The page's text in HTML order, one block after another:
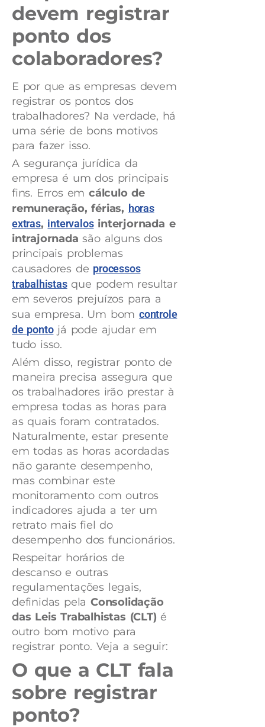
devem registrar
ponto dos
colaboradores?
E por que as empresas devem
registrar os pontos dos
trabalhadores? Na verdade, há
uma série de bons motivos
para fazer isso.
A segurança jurídica da
empresa é um dos principais
fins. Erros emcálculo de
remuneração, férias, horas
extras, intervalos interjornada e
intrajornada são alguns dos
principais problemas
causadores de processos
trabalhistasque podem resultar
em severos prejuízos para a
sua empresa. Um bomcontrole
de pontojá pode ajudar em
tudo isso.
Além disso, registrar ponto de
maneira precisa assegura que
os trabalhadores irão prestar à
empresa todas as horas para
as quais foram contratados.
Naturalmente, estar presente
em todas as horas acordadas
não garante desempenho,
mas combinar este
monitoramento com outros
indicadores ajuda a ter um
retrato mais fiel do
desempenho dos funcionários.
Respeitar horários de
descanso e outras
regulamentações legais,
definidas pelaConsolidação
das Leis Trabalhistas (CLT) é
outro bom motivo para
registrar ponto. Veja a seguir:
O que a CLT fala
sobre registrar
ponto?